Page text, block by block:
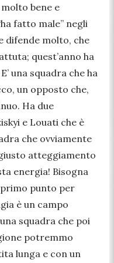
bene e
fatto male” negli
difende molto, che
quest’anno ha
una squadra che ha
un opposto che,
Ha due
e Louati che è
che ovviamente
atteggiamento
energia! Bisogna
punto per
è un campo
squadra che poi
potremmo
lunga e con un